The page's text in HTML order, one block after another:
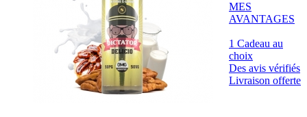
MES
AVANTAGES
1 Cadeau au
choix
Des avis vérifiés
Livraison offerte